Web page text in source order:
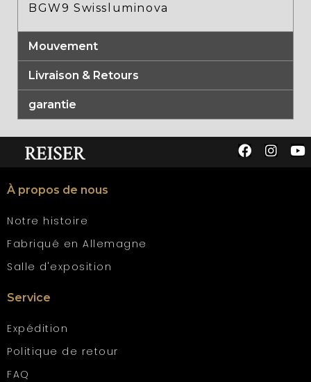
BGW9 Swissluminova
Mouvement
Livraison & Retours
garantie
À propos de nous
Notre histoire
Fabriqué en Allemagne
Salle d'exposition
Service
Expédition
Politique de retour
FAQ